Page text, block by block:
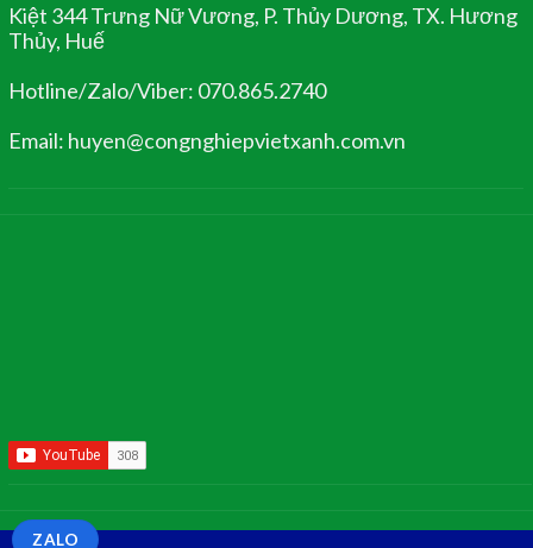
Kiệt 344 Trưng Nữ Vương, P. Thủy Dương, TX. Hương
Thủy, Huế
Hotline/Zalo/Viber: 070.865.2740
Email: huyen@congnghiepvietxanh.com.vn
ZALO